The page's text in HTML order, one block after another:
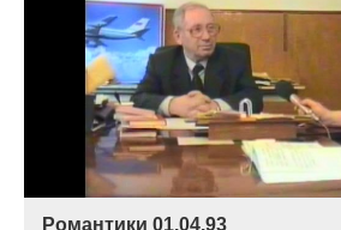
Романтики 01.04.93